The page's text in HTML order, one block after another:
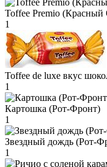
Toffee Premio (Красный
1
Toffee de luxe вкус
1
Картошка (Рот-Фронт)
1
Звездный дождь (Рот-
1